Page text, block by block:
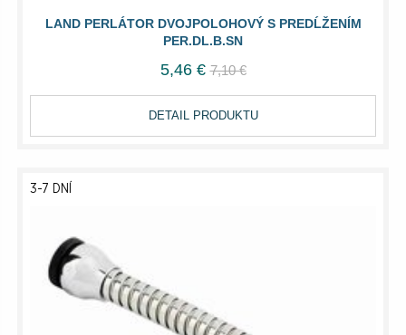
LAND PERLÁTOR DVOJPOLOHOVÝ S PREDĹŽENÍM
PER.DL.B.SN
5,46 € 7,10 €
DETAIL PRODUKTU
3-7 DNÍ